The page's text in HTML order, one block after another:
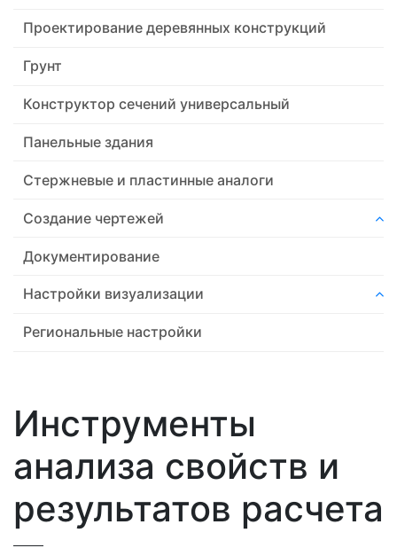
Проектирование деревянных конструкций
Грунт
Конструктор сечений универсальный
Панельные здания
Стержневые и пластинные аналоги
Создание чертежей
Документирование
Настройки визуализации
Региональные настройки
Инструменты
анализа свойств и
результатов расчета